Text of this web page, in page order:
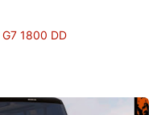
G7 1800 DD